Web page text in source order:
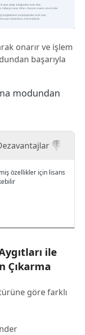
onarır ve işlem
başarıyla
özellikler için lisans
ile
Çıkarma
göre farklı